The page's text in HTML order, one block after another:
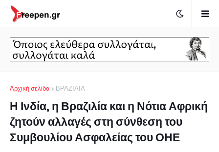
Αρχική σελίδα ΒΡΑΖΙΛΙΑ
Η Ινδία, η Βραζιλία και η Νότια Αφρική
ζητούν αλλαγές στη σύνθεση του
Συμβουλίου Ασφαλείας του ΟΗΕ